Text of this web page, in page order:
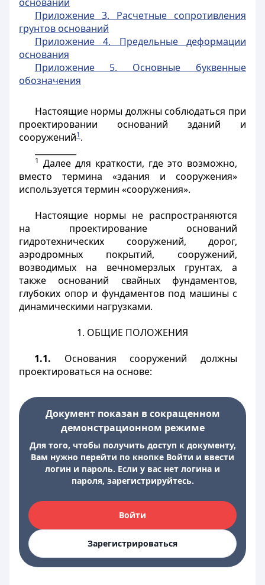
Приложение 3. Расчетные сопротивления
грунтов оснований
Приложение 4. Предельные деформации
основания
Приложение 5. Основные буквенные
обозначения
Настоящие нормы должны соблюдаться при
проектировании оснований зданий и
сооружений1.
1 Далее для краткости, где это возможно,
вместо термина «здания и сооружения»
используется термин «сооружения».
Настоящие нормы не распространяются
на проектирование оснований
гидротехнических сооружений, дорог,
аэродромных покрытий, сооружений,
возводимых на вечномерзлых грунтах, а
также оснований свайных фундаментов,
глубоких опор и фундаментов под машины с
динамическими нагрузками.
1. ОБЩИЕ ПОЛОЖЕНИЯ
1.1. Основания сооружений должны
проектироваться на основе:
Документ показан в сокращенном
демонстрационном режиме
Для того, чтобы получить доступ к документу,
Вам нужно перейти по кнопке Войти и ввести
логин и пароль. Если у вас нет логина и
пароля, зарегистрируйтесь.
Войти
Зарегистрироваться